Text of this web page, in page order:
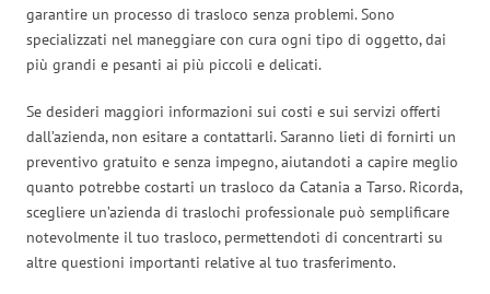
garantire un processo di trasloco senza problemi. Sono
specializzati nel maneggiare con cura ogni tipo di oggetto, dai
più grandi e pesanti ai più piccoli e delicati.
Se desideri maggiori informazioni sui costi e sui servizi offerti
dall’azienda, non esitare a contattarli. Saranno lieti di fornirti un
preventivo gratuito e senza impegno, aiutandoti a capire meglio
quanto potrebbe costarti un trasloco da Catania a Tarso. Ricorda,
scegliere un’azienda di traslochi professionale può semplificare
notevolmente il tuo trasloco, permettendoti di concentrarti su
altre questioni importanti relative al tuo trasferimento.